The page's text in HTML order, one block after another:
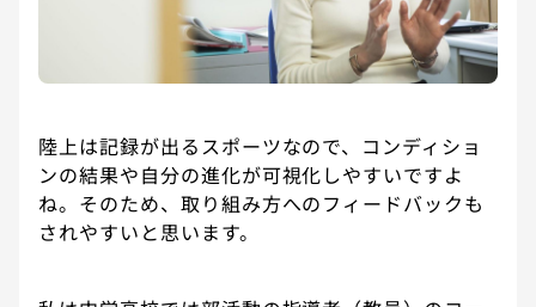
陸上は記録が出るスポーツなので、コンディショ
ンの結果や自分の進化が可視化しやすいですよ
ね。そのため、取り組み方へのフィードバックも
されやすいと思います。